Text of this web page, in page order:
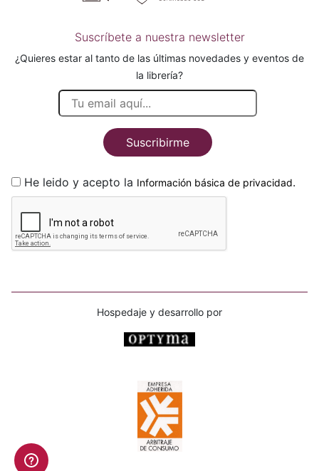
Suscríbete a nuestra newsletter
¿Quieres estar al tanto de las últimas novedades y eventos de
la librería?
Suscribirme
He leido y acepto la Información básica de privacidad.
Hospedaje y desarrollo por